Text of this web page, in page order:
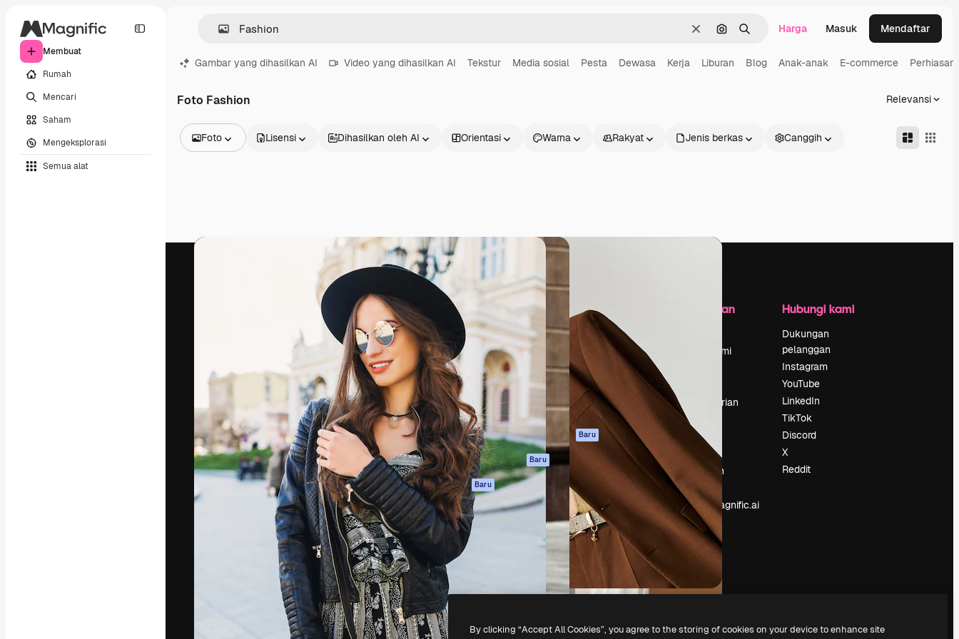
Membuat
Rumah
Mencari
Saham
Mengeksplorasi
Semua alat
JernihPencarian berdasarkan gambar
MencariHarga Masuk Mendaftar
Gambar yang dihasilkan AI Video yang dihasilkan AI Tekstur Media sosial Pesta Dewasa Kerja Liburan Blog Anak-anak E-commerce Perhiasan
Foto Fashion Relevansi
Foto
Video
Lisensi Dihasilkan oleh AI Orientasi Warna Rakyat Jenis berkas Canggih
Platform kreatif untuk mengarahkan karya
terbaik Anda. Lebih dari 1 juta pelanggan
dari kalangan kreatif, perusahaan, agensi,
dan studio.
Bahasa Indonesia
Produk
Spaces
Asisten AI
Generator gambar
AI
Generator video AI
Generator suara AI
Konten stok
MCP untuk
Claude/ChatGPT
Baru
Agen Baru
API
Aplikasi seluler
Semua alat
Magnific
Mulai
Academy
Dokumentasi
Dukungan
Ketentuan
Penggunaan
Kebijakan privasi
Asli
Baru
Kebijakan Cookie
Pusat kepercayaan
Afiliasi
Enterprise
Perusahaan
Tentang kami
Karier
Tren pencarian
Blog
Acara
Slidesgo
Jual konten
Ruang pers
Mencari magnific.ai
Hubungi kami
Dukungan
pelanggan
Instagram
YouTube
LinkedIn
TikTok
Discord
X
Reddit
Copyright © 2010- 2026 Freepik Company S.L.U.Hak cipta dilindungi undang-undang.
By clicking “Accept All Cookies”, you agree to the storing of cookies on your device to enhance site